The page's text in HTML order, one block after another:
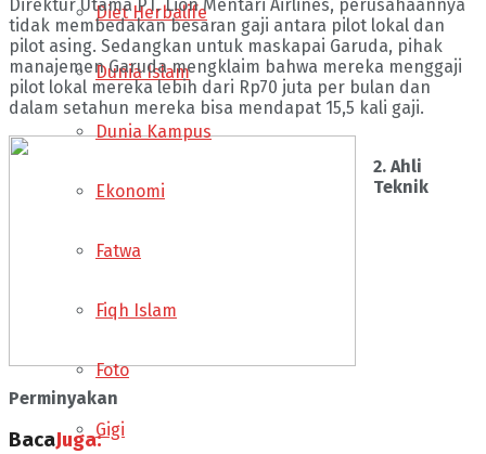
Diet Herbalife
Dunia Islam
Dunia Kampus
Ekonomi
Fatwa
Fiqh Islam
Foto
Gigi
Direktur Utama PT. Lion Mentari Airlines, perusahaannya
tidak membedakan besaran gaji antara pilot lokal dan
pilot asing. Sedangkan untuk maskapai Garuda, pihak
manajemen Garuda mengklaim bahwa mereka menggaji
pilot lokal mereka lebih dari Rp70 juta per bulan dan
dalam setahun mereka bisa mendapat 15,5 kali gaji.
2. Ahli
Teknik
Perminyakan
BacaJuga: